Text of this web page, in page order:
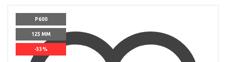
P600
125 ММ
-33%